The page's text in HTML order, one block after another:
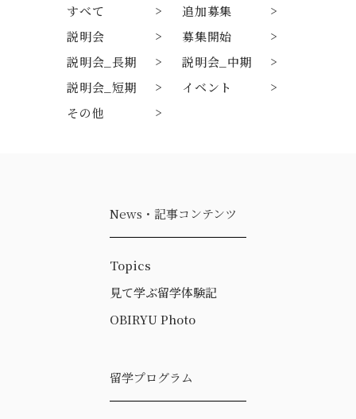
すべて
追加募集
説明会
募集開始
説明会_長期
説明会_中期
説明会_短期
イベント
その他
News・記事コンテンツ
Topics
見て学ぶ留学体験記
OBIRYU Photo
留学プログラム